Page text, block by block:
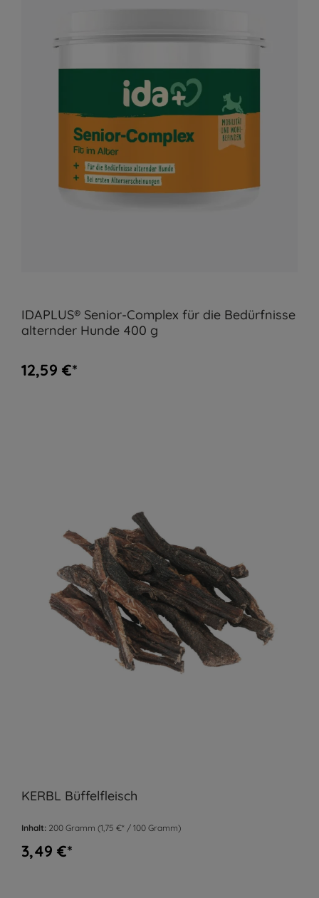
IDAPLUS® Senior-Complex für die Bedürfnisse
alternder Hunde 400 g
12,59 €*
KERBL Büffelfleisch
Inhalt: 200 Gramm (1,75 €* / 100 Gramm)
3,49 €*